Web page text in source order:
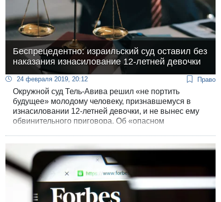
Беспрецедентно: израильский суд оставил без
наказания изнасилование 12-летней девочки
24 февраля 2019, 20:12 Право
Окружной суд Тель-Авива решил «не портить
будущее» молодому человеку, признавшемуся в
изнасиловании 12-летней девочки, и не вынес ему
обвинительного приговора. Об «опасном